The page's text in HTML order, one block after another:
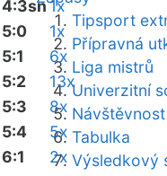
Tipsport
Přípravná
Liga mistrů
Univerzitní
Návštěvnost
Tabulka
Výsledkový
4:3sn1x
5:0
1x
5:1
6x
5:2
13x
5:3
8x
5:4
5x
6:1
2x